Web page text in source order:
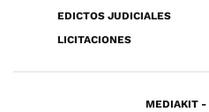
EDICTOS JUDICIALES
LICITACIONES
MEDIAKIT